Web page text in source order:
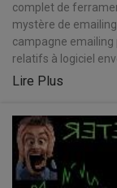
complet de
mystère de
campagne emailing
relatifs à logiciel
Lire Plus